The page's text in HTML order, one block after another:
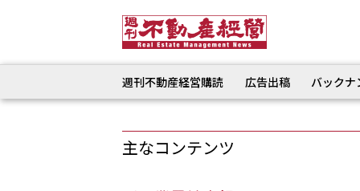
週刊不動産経営購読 広告出稿 バック
主なコンテンツ